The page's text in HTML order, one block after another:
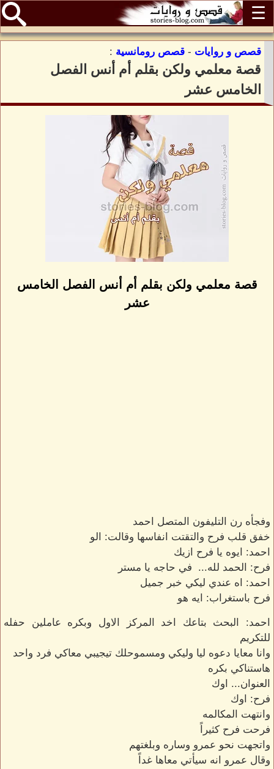
☰
قصص و روايات - قصص رومانسية :
قصة معلمي ولكن بقلم أم أنس الفصل
الخامس عشر
قصة معلمي ولكن بقلم أم أنس الفصل الخامس
عشر
وفجأه رن التليفون المتصل احمد
خفق قلب فرح والتقتت انفاسها وقالت: الو
احمد: ايوه يا فرح ازيك
فرح: الحمد لله... في حاجه يا مستر
احمد: اه عندي ليكي خبر جميل
فرح باستغراب: ايه هو
احمد: البحث بتاعك اخد المركز الاول وبكره عاملين حفله
للتكريم
وانا معايا دعوه ليا وليكي ومسموحلك تيجيبي معاكي فرد واحد
هاستناكي بكره
العنوان... اوك
فرح: اوك
وانتهت المكالمه
فرحت فرح كثيراً
واتجهت نحو عمرو وساره وبلغتهم
وقال عمرو انه سيأتي معاها غداً